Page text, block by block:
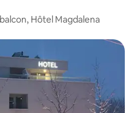
Hôtel Magdalena